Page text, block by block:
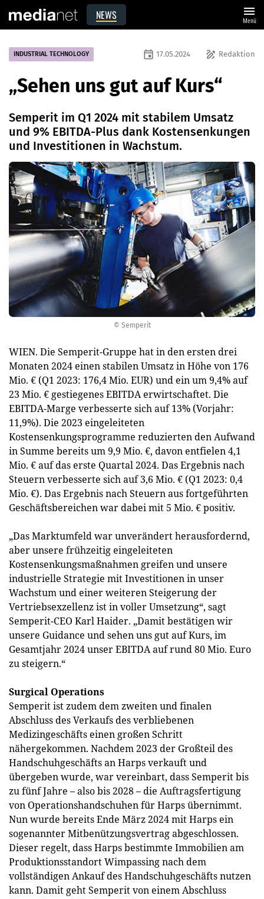
NEWS menu
Menü
© Semperit
INDUSTRIAL TECHNOLOGY draw Redaktion
event 17.05.2024
„Sehen uns gut auf Kurs“
Semperit im Q1 2024 mit stabilem Umsatz
und 9% EBITDA-Plus dank Kostensenkungen
und Investitionen in Wachstum.
WIEN. Die Semperit-Gruppe hat in den ersten drei
Monaten 2024 einen stabilen Umsatz in Höhe von 176
Mio. € (Q1 2023: 176,4 Mio. EUR) und ein um 9,4% auf
23 Mio. € gestiegenes EBITDA erwirtschaftet. Die
EBITDA-Marge verbesserte sich auf 13% (Vorjahr:
11,9%). Die 2023 eingeleiteten
Kostensenkungsprogramme reduzierten den Aufwand
in Summe bereits um 9,9 Mio. €, davon entfielen 4,1
Mio. € auf das erste Quartal 2024. Das Ergebnis nach
Steuern verbesserte sich auf 3,6 Mio. € (Q1 2023: 0,4
Mio. €). Das Ergebnis nach Steuern aus fortgeführten
Geschäftsbereichen war dabei mit 5 Mio. € positiv.
„Das Marktumfeld war unverändert herausfordernd,
aber unsere frühzeitig eingeleiteten
Kostensenkungsmaßnahmen greifen und unsere
industrielle Strategie mit Investitionen in unser
Wachstum und einer weiteren Steigerung der
Vertriebsexzellenz ist in voller Umsetzung“, sagt
Semperit-CEO Karl Haider. „Damit bestätigen wir
unsere Guidance und sehen uns gut auf Kurs, im
Gesamtjahr 2024 unser EBITDA auf rund 80 Mio. Euro
zu steigern.“
Surgical Operations
Semperit ist zudem dem zweiten und finalen
Abschluss des Verkaufs des verbliebenen
Medizingeschäfts einen großen Schritt
nähergekommen. Nachdem 2023 der Großteil des
Handschuhgeschäfts an Harps verkauft und
übergeben wurde, war vereinbart, dass Semperit bis
zu fünf Jahre – also bis 2028 – die Auftragsfertigung
von Operationshandschuhen für Harps übernimmt.
Nun wurde bereits Ende März 2024 mit Harps ein
sogenannter Mitbenützungsvertrag abgeschlossen.
Dieser regelt, dass Harps bestimmte Immobilien am
Produktionsstandort Wimpassing nach dem
vollständigen Ankauf des Handschuhgeschäfts nutzen
kann. Damit geht Semperit von einem Abschluss